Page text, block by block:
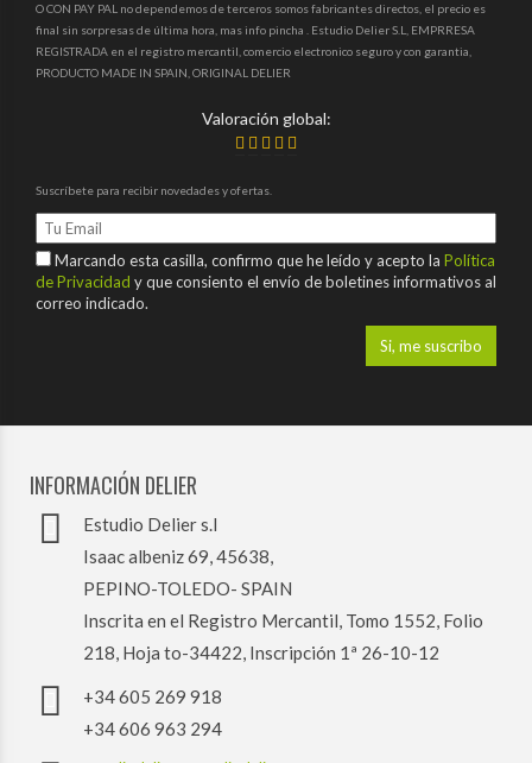
O CON PAY PAL no dependemos de terceros somos fabricantes directos, el precio es
final sin sorpresas de última hora, mas info pincha . Estudio Delier S.L, EMPRRESA
REGISTRADA en el registro mercantil, comercio electronico seguro y con garantia,
PRODUCTO MADE IN SPAIN, ORIGINAL DELIER
Valoración global:
Suscríbete para recibir novedades y ofertas.
Marcando esta casilla, confirmo que he leído y acepto la Política
de Privacidad y que consiento el envío de boletines informativos al
correo indicado.
INFORMACIÓN DELIER
Estudio Delier s.l
Isaac albeniz 69, 45638,
PEPINO-TOLEDO- SPAIN
Inscrita en el Registro Mercantil, Tomo 1552, Folio
218, Hoja to-34422, Inscripción 1ª 26-10-12
+34 605 269 918
+34 606 963 294